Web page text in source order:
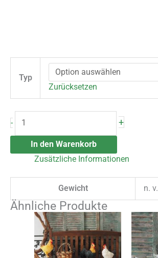
Typ
Zurücksetzen
- +
In den Warenkorb
Zusätzliche Informationen
Gewicht n. v.
Ähnliche Produkte
Preisspanne:
€1,50
Dieses
Produkt
weist
mehrere